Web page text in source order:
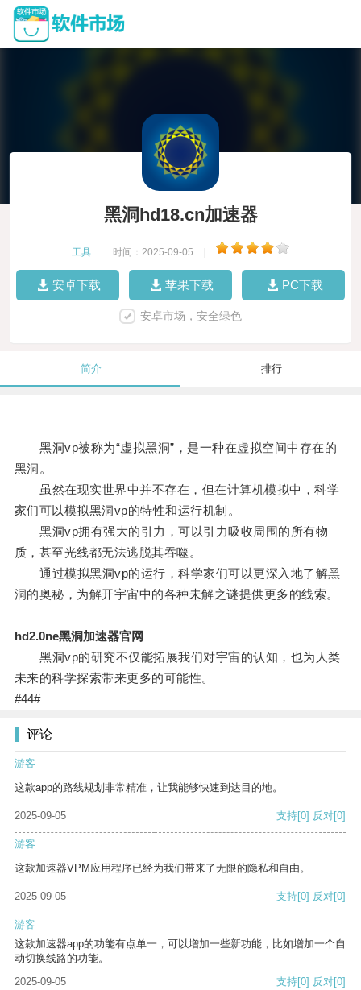
黑洞hd18.cn加速器
工具 时间：2025-09-05
安卓下载 苹果下载 PC下载
安卓市场，安全绿色
简介 排行
黑洞vp被称为“虚拟黑洞”，是一种在虚拟空间中存在的
黑洞。
虽然在现实世界中并不存在，但在计算机模拟中，科学
家们可以模拟黑洞vp的特性和运行机制。
黑洞vp拥有强大的引力，可以引力吸收周围的所有物
质，甚至光线都无法逃脱其吞噬。
通过模拟黑洞vp的运行，科学家们可以更深入地了解黑
洞的奥秘，为解开宇宙中的各种未解之谜提供更多的线索。
hd2.0ne黑洞加速器官网
黑洞vp的研究不仅能拓展我们对宇宙的认知，也为人类
未来的科学探索带来更多的可能性。
#44#
评论
游客
这款app的路线规划非常精准，让我能够快速到达目的地。
2025-09-05 支持[0] 反对[0]
游客
这款加速器VPM应用程序已经为我们带来了无限的隐私和自由。
2025-09-05 支持[0] 反对[0]
游客
这款加速器app的功能有点单一，可以增加一些新功能，比如增加一个自
动切换线路的功能。
2025-09-05
支持[0] 反对[0]